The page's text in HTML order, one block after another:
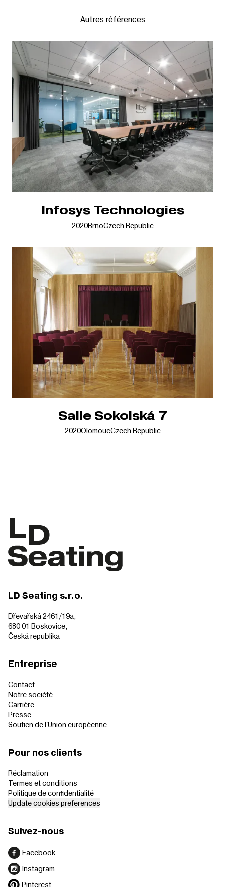
Autres références
Infosys Technologies
2020BrnoCzech Republic
Salle Sokolská 7
2020OlomoucCzech Republic
LD Seating s.r.o.
Dřevařská 2461/19a,
680 01 Boskovice,
Česká republika
Entreprise
Contact
Notre société
Carrière
Presse
Soutien de l'Union européenne
Pour nos clients
Réclamation
Termes et conditions
Politique de confidentialité
Update cookies preferences
Suivez-nous
Facebook
Instagram
Pinterest